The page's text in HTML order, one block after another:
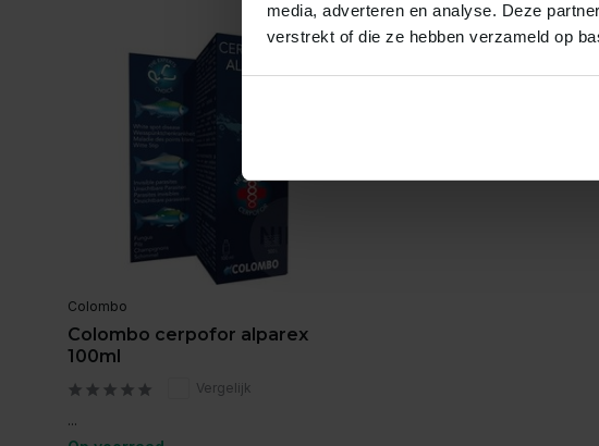
media, adverteren en analyse. Deze
verstrekt of die ze hebben verzameld op
Colombo
Colombo cerpofor alparex
100ml
Vergelijk
...